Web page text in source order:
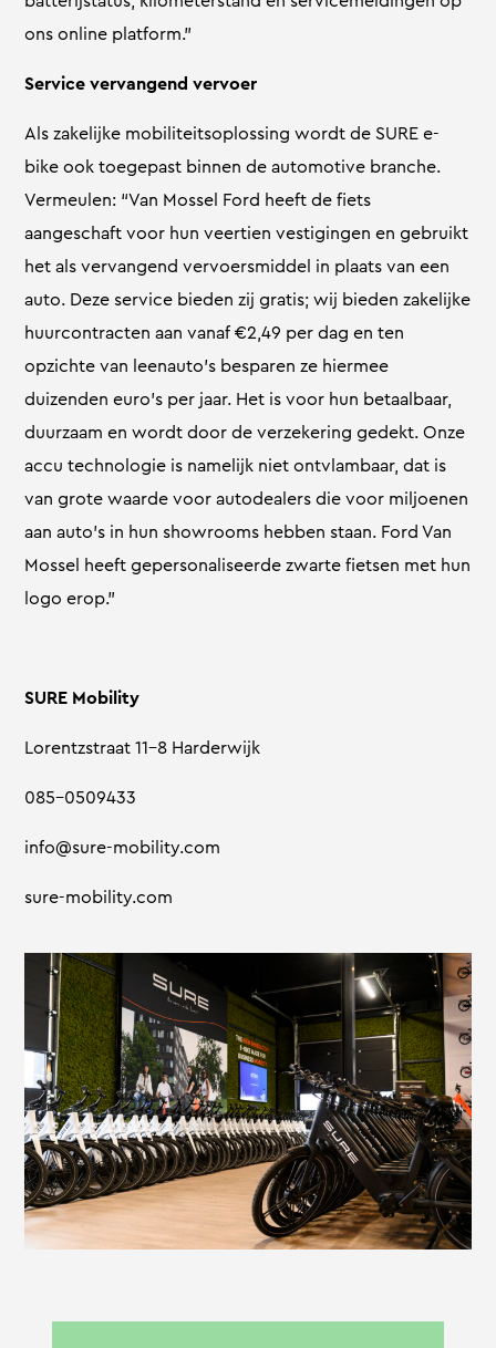
ons online platform.”
Service vervangend vervoer
Als zakelijke mobiliteitsoplossing wordt de SURE e-
bike ook toegepast binnen de automotive branche.
Vermeulen: “Van Mossel Ford heeft de fiets
aangeschaft voor hun veertien vestigingen en gebruikt
het als vervangend vervoersmiddel in plaats van een
auto. Deze service bieden zij gratis; wij bieden zakelijke
huurcontracten aan vanaf €2,49 per dag en ten
opzichte van leenauto’s besparen ze hiermee
duizenden euro’s per jaar. Het is voor hun betaalbaar,
duurzaam en wordt door de verzekering gedekt. Onze
accu technologie is namelijk niet ontvlambaar, dat is
van grote waarde voor autodealers die voor miljoenen
aan auto’s in hun showrooms hebben staan. Ford Van
Mossel heeft gepersonaliseerde zwarte fietsen met hun
logo erop.”
SURE Mobility
Lorentzstraat 11-8 Harderwijk
085-0509433
info@sure-mobility.com
sure-mobility.com